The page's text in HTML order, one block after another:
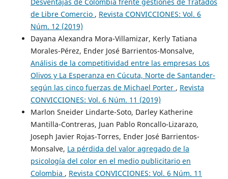
de Libre Comercio , Revista CONVICCIONES: Vol. 6
Núm. 12 (2019)
Dayana Alexandra Mora-Villamizar, Kerly Tatiana
Morales-Pérez, Ender José Barrientos-Monsalve,
Análisis de la competitividad entre las empresas Los
Olivos y La Esperanza en Cúcuta, Norte de Santander-
según las cinco fuerzas de Michael Porter , Revista
CONVICCIONES: Vol. 6 Núm. 11 (2019)
Marlon Sneider Lindarte-Soto, Darley Katherine
Mantilla-Contreras, Juan Pablo Roncallo-Lizarazo,
Joseph Javier Rojas-Torres, Ender José Barrientos-
Monsalve, La pérdida del valor agregado de la
psicología del color en el medio publicitario en
Colombia , Revista CONVICCIONES: Vol. 6 Núm. 11